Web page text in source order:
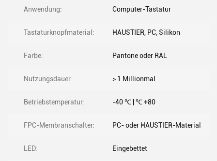
Anwendung: Computer-Tastatur
Tastaturknopfmaterial: HAUSTIER, PC, Silikon
Farbe: Pantone oder RAL
Nutzungsdauer: > 1 Millionmal
Betriebstemperatur: -40 ℃ | ℃ +80
FPC-Membranschalter: PC- oder HAUSTIER-Material
LED: Eingebettet